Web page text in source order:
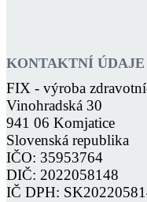
KONTAKTNÍ ÚDAJE
FIX - výroba
Vinohradská 30
941 06 Komjatice
Slovenská republika
IČO: 35953764
DIČ: 2022058148
IČ DPH: